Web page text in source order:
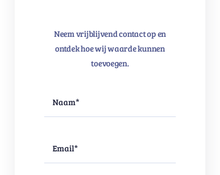
Neem vrijblijvend contact op en
ontdek hoe wij waarde kunnen
toevoegen.